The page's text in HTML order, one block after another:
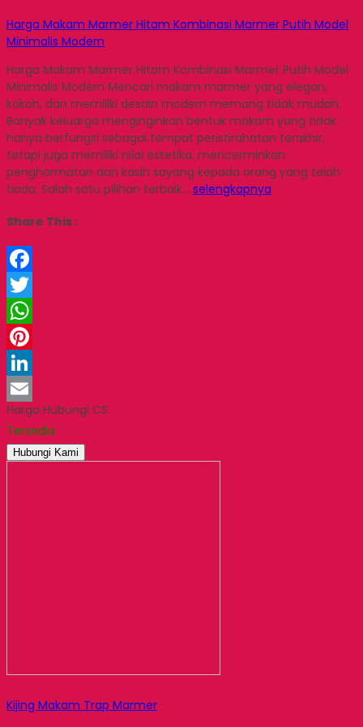
Harga Makam Marmer Hitam Kombinasi Marmer Putih Model
Minimalis Modern
Harga Makam Marmer Hitam Kombinasi Marmer Putih Model
Minimalis Modern Mencari makam marmer yang elegan,
kokoh, dan memiliki desain modern memang tidak mudah.
Banyak keluarga menginginkan bentuk makam yang tidak
hanya berfungsi sebagai tempat peristirahatan terakhir,
tetapi juga memiliki nilai estetika, mencerminkan
penghormatan dan kasih sayang kepada orang yang telah
tiada. Salah satu pilihan terbaik… selengkapnya
Share This :
Facebook
Twitter
WhatsApp
Pinterest
LinkedIn
Email
Harga Hubungi CS
Tersedia
Hubungi Kami
Kijing Makam Trap Marmer